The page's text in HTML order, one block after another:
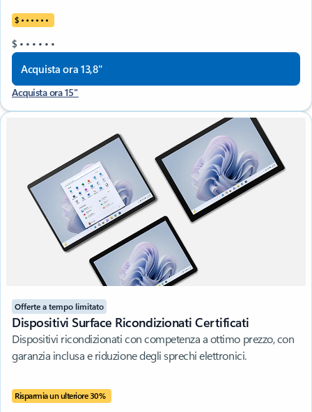
$ • • • • • •
$ • • • • • •
Acquista ora 13,8"
Acquista ora 15"
Offerte a tempo limitato
Dispositivi Surface Ricondizionati Certificati
Dispositivi ricondizionati con competenza a ottimo prezzo, con
garanzia inclusa e riduzione degli sprechi elettronici.
Risparmia un ulteriore 30%